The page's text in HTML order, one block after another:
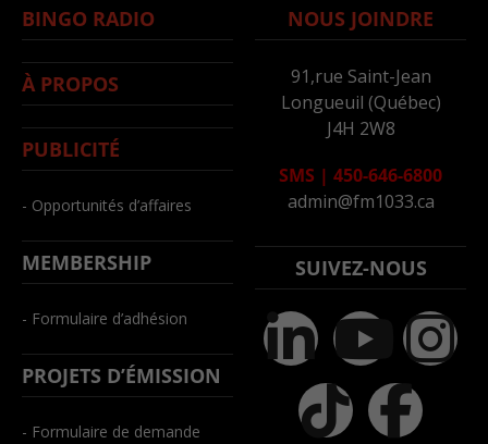
BINGO RADIO
À PROPOS
PUBLICITÉ
- Opportunités d’affaires
MEMBERSHIP
- Formulaire d’adhésion
PROJETS D’ÉMISSION
- Formulaire de demande
NOUS JOINDRE
91,rue Saint-Jean
Longueuil (Québec)
J4H 2W8
SMS | 450-646-6800
admin@fm1033.ca
SUIVEZ-NOUS